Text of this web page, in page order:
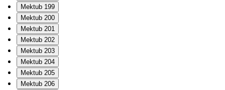
Mektub 199
Mektub 200
Mektub 201
Mektub 202
Mektub 203
Mektub 204
Mektub 205
Mektub 206